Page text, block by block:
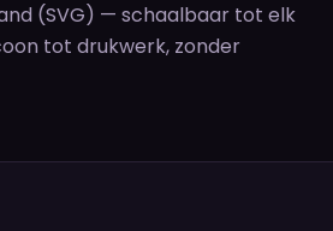
(SVG) — schaalbaar tot elk
tot drukwerk, zonder